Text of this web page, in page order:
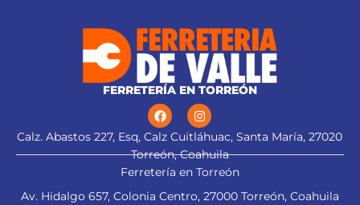
FERRETERÍA EN TORREÓN
Calz. Abastos 227, Esq, Calz Cuitláhuac, Santa María, 27020
Torreón, Coahuila
Ferretería en Torreón
Av. Hidalgo 657, Colonia Centro, 27000 Torreón, Coahuila